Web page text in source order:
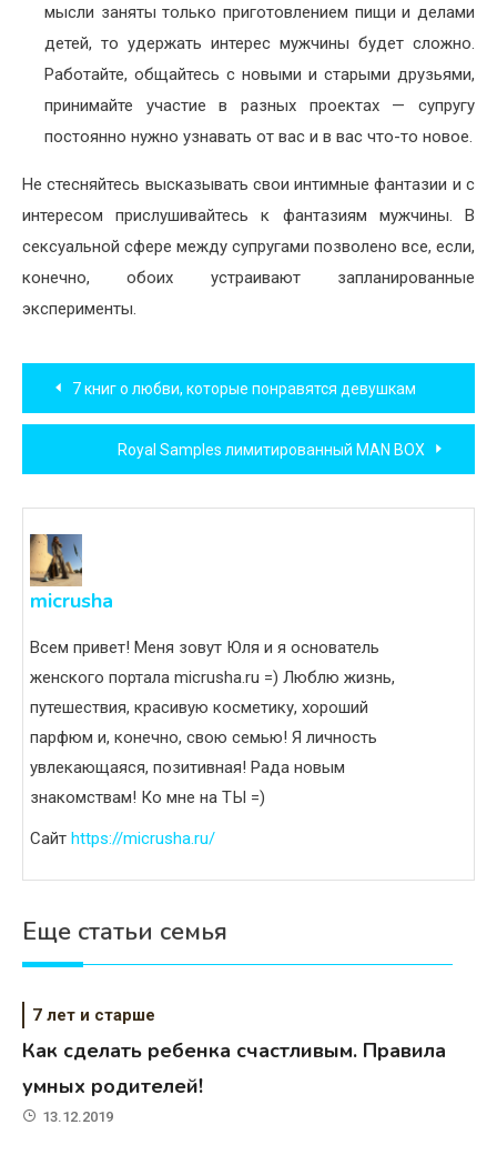
мысли заняты только приготовлением пищи и делами
детей, то удержать интерес мужчины будет сложно.
Работайте, общайтесь с новыми и старыми друзьями,
принимайте участие в разных проектах — супругу
постоянно нужно узнавать от вас и в вас что-то новое.
Не стесняйтесь высказывать свои интимные фантазии и с
интересом прислушивайтесь к фантазиям мужчины. В
сексуальной сфере между супругами позволено все, если,
конечно, обоих устраивают запланированные
эксперименты.
Навигация
по
записям
7 книг о любви, которые понравятся девушкам
Royal Samples лимитированный MAN BOX
micrusha
Всем привет! Меня зовут Юля и я основатель
женского портала micrusha.ru =) Люблю жизнь,
путешествия, красивую косметику, хороший
парфюм и, конечно, свою семью! Я личность
увлекающаяся, позитивная! Рада новым
знакомствам! Ко мне на ТЫ =)
Сайт https://micrusha.ru/
Еще статьи семья
7 лет и старше
Как сделать ребенка счастливым. Правила
умных родителей!
13.12.2019